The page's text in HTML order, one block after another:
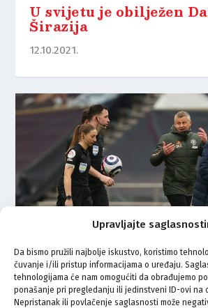
Upravljajte
Da bismo pružili najbolje iskustvo, koristimo
čuvanje i/ili pristup informacijama o uređaju.
tehnologijama će nam omogućiti da obrađujemo
ponašanje pri pregledanju ili jedinstveni ID-ovi na
Nepristanak ili povlačenje saglasnosti može
U svijetu je obilježen
Širazija
12.10.2021.
IRAN: Prekinuli prenos
da se ne bi vidjele